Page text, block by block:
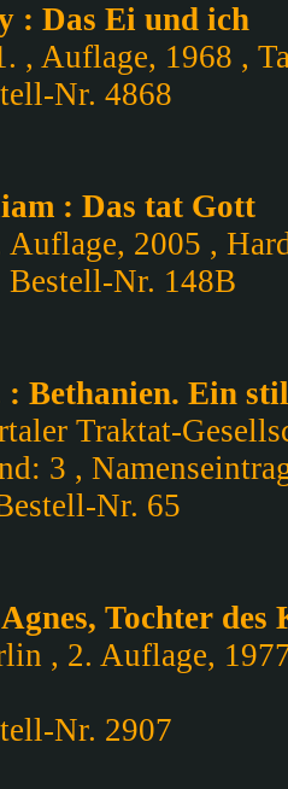
: Das Ei und ich
, Auflage, 1968 ,
Nr. 4868
: Das tat Gott
2005 ,
Bestell-Nr. 148B
Bethanien. Ein
Traktat-
3 ,
Nr. 65
Tochter des
, 2. Auflage,
Nr. 2907